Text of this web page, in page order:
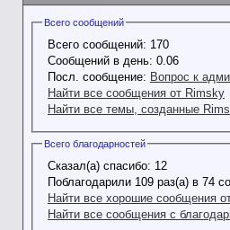
Всего сообщений
Всего сообщений: 170
Сообщений в день: 0.06
Посл. сообщение: Вопрос к
Найти все сообщения от Rimsky
Найти все темы, созданные
Всего благодарностей
Сказал(а) спасибо: 12
Поблагодарили 109 раз(а) в 74
Найти все хорошие сообщения
Найти все сообщения с